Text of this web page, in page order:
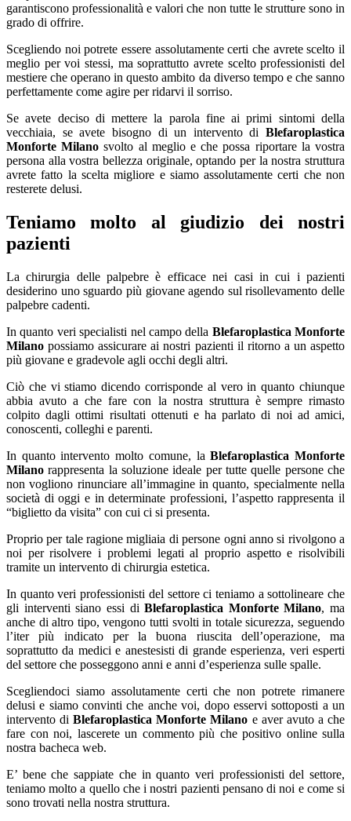
garantiscono professionalità e valori che non tutte le strutture sono in
grado di offrire.
Scegliendo noi potrete essere assolutamente certi che avrete scelto il
meglio per voi stessi, ma soprattutto avrete scelto professionisti del
mestiere che operano in questo ambito da diverso tempo e che sanno
perfettamente come agire per ridarvi il sorriso.
Se avete deciso di mettere la parola fine ai primi sintomi della
vecchiaia, se avete bisogno di un intervento di Blefaroplastica
Monforte Milano svolto al meglio e che possa riportare la vostra
persona alla vostra bellezza originale, optando per la nostra struttura
avrete fatto la scelta migliore e siamo assolutamente certi che non
resterete delusi.
Teniamo molto al giudizio dei nostri
pazienti
La chirurgia delle palpebre è efficace nei casi in cui i pazienti
desiderino uno sguardo più giovane agendo sul risollevamento delle
palpebre cadenti.
In quanto veri specialisti nel campo della Blefaroplastica Monforte
Milano possiamo assicurare ai nostri pazienti il ritorno a un aspetto
più giovane e gradevole agli occhi degli altri.
Ciò che vi stiamo dicendo corrisponde al vero in quanto chiunque
abbia avuto a che fare con la nostra struttura è sempre rimasto
colpito dagli ottimi risultati ottenuti e ha parlato di noi ad amici,
conoscenti, colleghi e parenti.
In quanto intervento molto comune, laBlefaroplastica Monforte
Milano rappresenta la soluzione ideale per tutte quelle persone che
non vogliono rinunciare all’immagine in quanto, specialmente nella
società di oggi e in determinate professioni, l’aspetto rappresenta il
“biglietto da visita” con cui ci si presenta.
Proprio per tale ragione migliaia di persone ogni anno si rivolgono a
noi per risolvere i problemi legati al proprio aspetto e risolvibili
tramite un intervento di chirurgia estetica.
In quanto veri professionisti del settore ci teniamo a sottolineare che
gli interventi siano essi diBlefaroplastica Monforte Milano, ma
anche di altro tipo, vengono tutti svolti in totale sicurezza, seguendo
l’iter più indicato per la buona riuscita dell’operazione, ma
soprattutto da medici e anestesisti di grande esperienza, veri esperti
del settore che posseggono anni e anni d’esperienza sulle spalle.
Scegliendoci siamo assolutamente certi che non potrete rimanere
delusi e siamo convinti che anche voi, dopo esservi sottoposti a un
intervento diBlefaroplastica Monforte Milano e aver avuto a che
fare con noi, lascerete un commento più che positivo online sulla
nostra bacheca web.
E’ bene che sappiate che in quanto veri professionisti del settore,
teniamo molto a quello che i nostri pazienti pensano di noi e come si
sono trovati nella nostra struttura.